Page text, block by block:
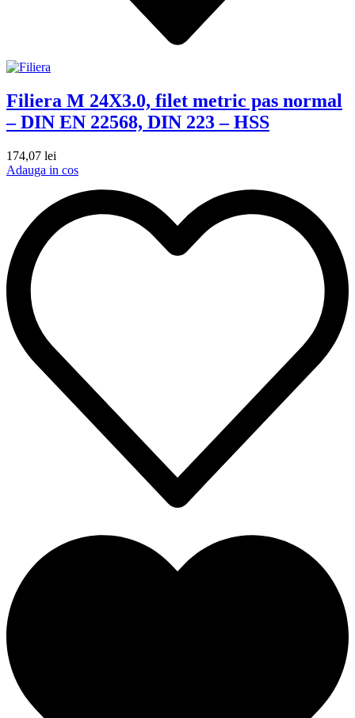
Filiera M 24X3.0, filet metric pas normal
– DIN EN 22568, DIN 223 – HSS
174,07 lei
Adauga in cos